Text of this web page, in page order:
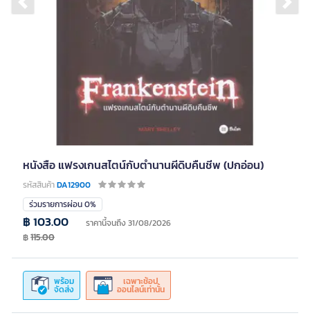
Previous slide
หนังสือ แฟรงเกนสไตน์กับตำนานผีดิบคืนชีพ (ปกอ่อน)
รหัสสินค้าDA12900
ร่วมรายการผ่อน 0%
พร้อม
จัดส่ง
เฉพาะช้อป
ออนไลน์เท่านั้น
฿ 103.00 ราคานี้จนถึง 31/08/2026
฿115.00